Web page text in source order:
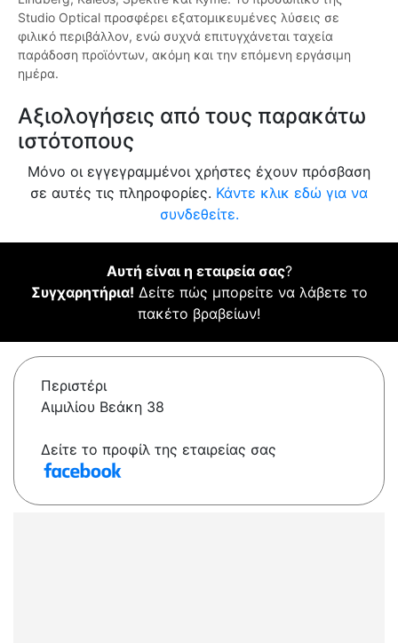
Studio Optical προσφέρει εξατομικευμένες λύσεις σε
φιλικό περιβάλλον, ενώ συχνά επιτυγχάνεται ταχεία
παράδοση προϊόντων, ακόμη και την επόμενη εργάσιμη
ημέρα.
Αξιολογήσεις από τους παρακάτω
ιστότοπους
Μόνο οι εγγεγραμμένοι χρήστες έχουν πρόσβαση
σε αυτές τις πληροφορίες. Κάντε κλικ εδώ για να
συνδεθείτε.
Αυτή είναι η εταιρεία σας?
Συγχαρητήρια! Δείτε πώς μπορείτε να λάβετε το
πακέτο βραβείων!
Περιστέρι
Αιμιλίου Βεάκη 38
Δείτε το προφίλ της εταιρείας σας